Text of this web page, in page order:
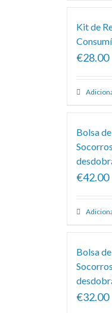
Kit de
€28.00
Bolsa
€42.00
Bolsa
€32.00